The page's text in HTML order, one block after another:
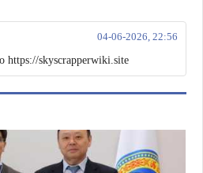
04-06-2026, 22:56
https://skyscrapperwiki.site